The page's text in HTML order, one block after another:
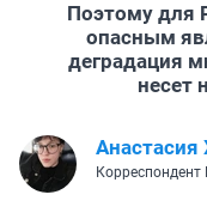
Поэтому для
опасным
деградация
несет
Анастасия
Корреспондент